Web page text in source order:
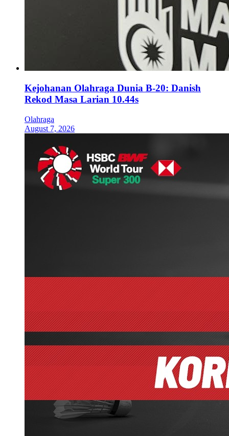
Kejohanan Olahraga Dunia B-20: Danish
Rekod Masa Larian 10.44s
Olahraga
August 7, 2026